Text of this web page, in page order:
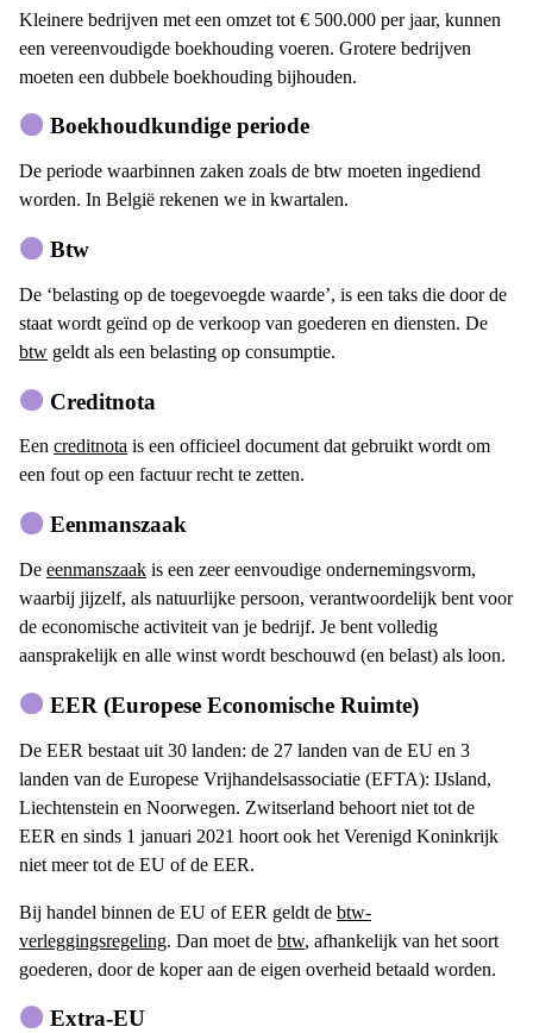
Kleinere bedrijven met een omzet tot € 500.000 per jaar, kunnen
een vereenvoudigde boekhouding voeren. Grotere bedrijven
moeten een dubbele boekhouding bijhouden.
Boekhoudkundige periode
De periode waarbinnen zaken zoals de btw moeten ingediend
worden. In België rekenen we in kwartalen.
Btw
De ‘belasting op de toegevoegde waarde’, is een taks die door de
staat wordt geïnd op de verkoop van goederen en diensten. De
btw geldt als een belasting op consumptie.
Creditnota
Een creditnota is een officieel document dat gebruikt wordt om
een fout op een factuur recht te zetten.
Eenmanszaak
De eenmanszaak is een zeer eenvoudige ondernemingsvorm,
waarbij jijzelf, als natuurlijke persoon, verantwoordelijk bent voor
de economische activiteit van je bedrijf. Je bent volledig
aansprakelijk en alle winst wordt beschouwd (en belast) als loon.
EER (Europese Economische Ruimte)
De EER bestaat uit 30 landen: de 27 landen van de EU en 3
landen van de Europese Vrijhandelsassociatie (EFTA): IJsland,
Liechtenstein en Noorwegen. Zwitserland behoort niet tot de
EER en sinds 1 januari 2021 hoort ook het Verenigd Koninkrijk
niet meer tot de EU of de EER.
Bij handel binnen de EU of EER geldt de btw-
verleggingsregeling. Dan moet de btw, afhankelijk van het soort
goederen, door de koper aan de eigen overheid betaald worden.
Extra-EU